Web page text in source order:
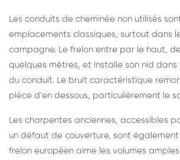
Les conduits de cheminée non utilisés
emplacements classiques, surtout dans
campagne. Le frelon entre par le haut,
quelques mètres, et installe son nid
du conduit. Le bruit caractéristique
pièce d'en dessous, particulièrement le
Les charpentes anciennes, accessibles
un défaut de couverture, sont également
frelon européen aime les volumes